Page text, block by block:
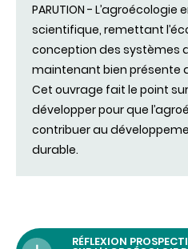
PARUTION -
scientifique, remettant
conception des systèmes
maintenant bien présente
Cet ouvrage fait le point
développer pour que
contribuer au
durable.
RÉFLEXION